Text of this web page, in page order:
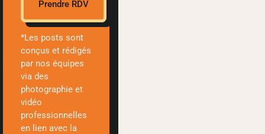
Prendre RDV
*Les posts sont
conçus et rédigés
par nos équipes
via des
photographie et
vidéo
professionnelles
en lien avec la